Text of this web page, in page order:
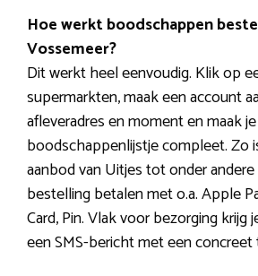
Hoe werkt boodschappen
Vossemeer?
Dit werkt heel eenvoudig. Klik op
supermarkten, maak een account
afleveradres en moment en maak je
boodschappenlijstje compleet. Zo
aanbod van Uitjes tot onder andere
bestelling betalen met o.a. Apple
Card, Pin. Vlak voor bezorging krijg
een SMS-bericht met een concreet